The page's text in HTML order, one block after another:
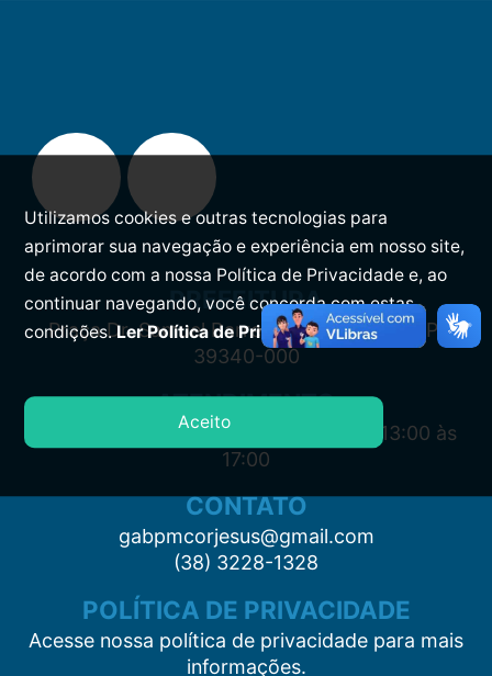
PREFEITURA
Praça Dr. Samuel Barreto, s/n, Centro CEP:
39340-000
ATENDIMENTO
Segunda à Sexta: 7:00 às 11:00 e das 13:00 às
17:00
CONTATO
gabpmcorjesus@gmail.com
(38) 3228-1328
POLÍTICA DE PRIVACIDADE
Acesse nossa política de privacidade para mais
informações.
Utilizamos cookies e outras tecnologias para
aprimorar sua navegação e experiência em nosso site,
de acordo com a nossa Política de Privacidade e, ao
continuar navegando, você concorda com estas
condições.Ler Política de Privacidade.
Aceito